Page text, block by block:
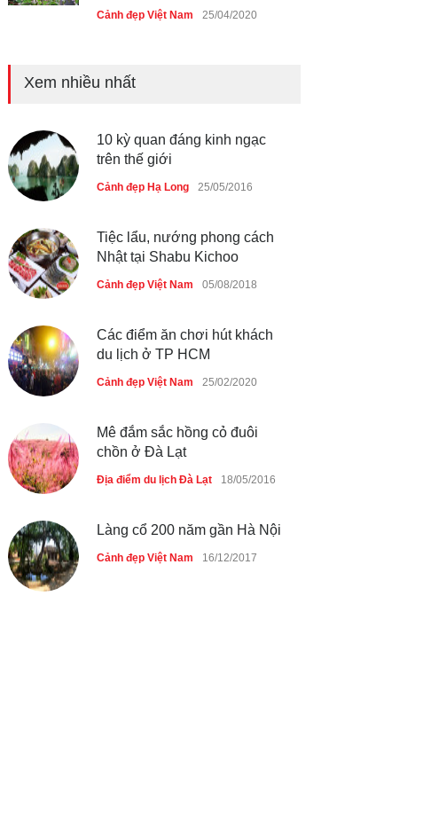
Cảnh đẹp Việt Nam 25/04/2020
du lịch quốc gia
Những món ăn đồng quê dân
dã ở Sài Gòn
Cảnh đẹp Việt Nam 25/04/2020
Xem nhiều nhất
10 kỳ quan đáng kinh ngạc
trên thế giới
Cảnh đẹp Hạ Long 25/05/2016
Tiệc lẩu, nướng phong cách
Nhật tại Shabu Kichoo
Cảnh đẹp Việt Nam 05/08/2018
Các điểm ăn chơi hút khách
du lịch ở TP HCM
Cảnh đẹp Việt Nam 25/02/2020
Mê đắm sắc hồng cỏ đuôi
chồn ở Đà Lạt
Địa điểm du lịch Đà Lạt 18/05/2016
Làng cổ 200 năm gần Hà Nội
Cảnh đẹp Việt Nam 16/12/2017